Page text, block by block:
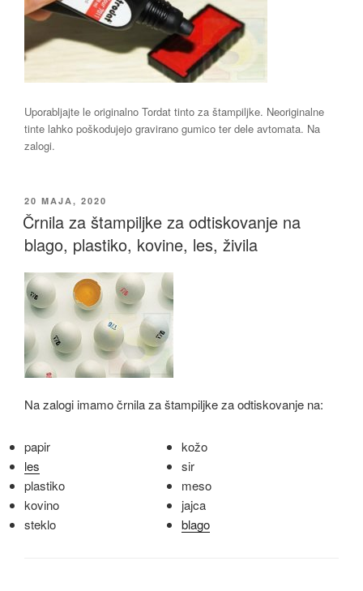
Uporabljajte le originalno Tordat tinto za štampiljke. Neoriginalne
tinte lahko poškodujejo gravirano gumico ter dele avtomata. Na
zalogi.
OBJAVLJENO
DNE
20 MAJA, 2020
Črnila za štampiljke za odtiskovanje na
blago, plastiko, kovine, les, živila
Na zalogi imamo črnila za štampiljke za odtiskovanje na:
papir
les
plastiko
kovino
steklo
kožo
sir
meso
jajca
blago